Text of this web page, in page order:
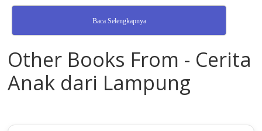
Baca Selengkapnya
Other Books From - Cerita
Anak dari Lampung